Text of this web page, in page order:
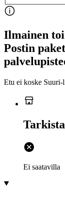
Ilmainen
Postin
Etu ei koske
Ei saatavilla